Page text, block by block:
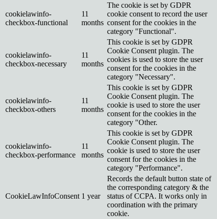
cookielawinfo-
checkbox-functional
11
months
The cookie is set by GDPR
cookie consent to record the user
consent for the cookies in the
category "Functional".
cookielawinfo-
checkbox-necessary
11
months
This cookie is set by GDPR
Cookie Consent plugin. The
cookies is used to store the user
consent for the cookies in the
category "Necessary".
cookielawinfo-
checkbox-others
11
months
This cookie is set by GDPR
Cookie Consent plugin. The
cookie is used to store the user
consent for the cookies in the
category "Other.
cookielawinfo-
checkbox-performance
11
months
This cookie is set by GDPR
Cookie Consent plugin. The
cookie is used to store the user
consent for the cookies in the
category "Performance".
CookieLawInfoConsent 1 year
Records the default button state of
the corresponding category & the
status of CCPA. It works only in
coordination with the primary
cookie.